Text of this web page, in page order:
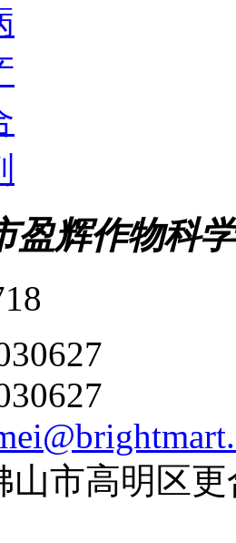
盈辉作物科
山市高明区